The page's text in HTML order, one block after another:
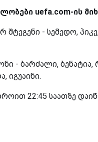
uefa.com-ის
შტეგენი - სემედო,
- ბარძალი,
იგუაინი.
22:45 საათზე